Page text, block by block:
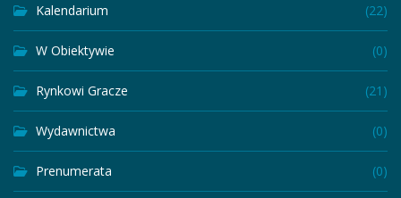
Kalendarium (22)
W Obiektywie (0)
Rynkowi Gracze (21)
Wydawnictwa (0)
Prenumerata (0)